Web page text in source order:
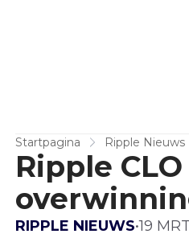
Startpagina Ripple Nieuws
Ripple
RIPPLE NIEUWS•19